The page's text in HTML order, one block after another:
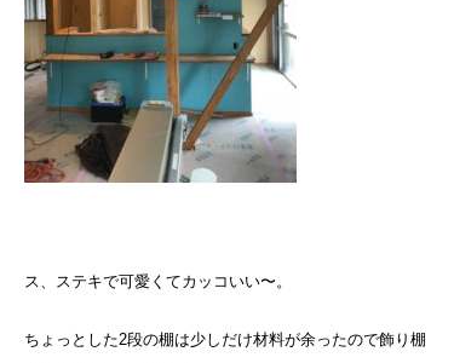
ス、ステキで可愛くてカッコいい〜。
ちょっとした2段の棚は少しだけ材料が余ったので飾り棚